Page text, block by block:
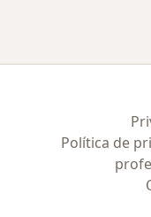
Política de